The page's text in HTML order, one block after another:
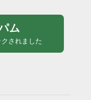
ム
されました